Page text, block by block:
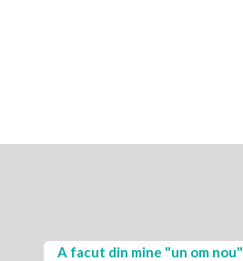
A facut din mine "un om nou"